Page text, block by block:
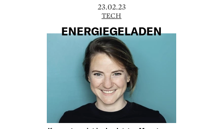
23.02.23
TECH
ENERGIEGELADEN